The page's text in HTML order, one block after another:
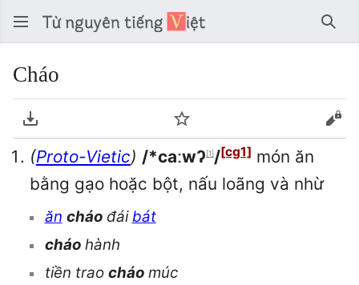
Tìm
Cháo
Tải về PDF Theo dõi
(Proto-Vietic) /*caːwʔ [1]/[cg1] món ăn
bằng gạo hoặc bột, nấu loãng và nhừ
ăn cháođáibát
cháohành
tiền trao cháomúc